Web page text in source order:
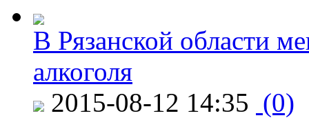
В Рязанской области
алкоголя
2015-08-12 14:35 (0)